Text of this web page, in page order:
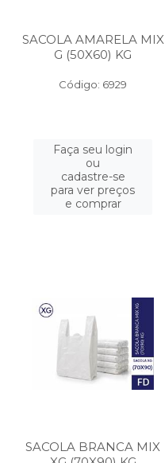
SACOLA AMARELA MIX
G (50X60) KG
Código: 6929
Faça seu login
ou
cadastre-se
para ver preços
e comprar
SACOLA BRANCA MIX